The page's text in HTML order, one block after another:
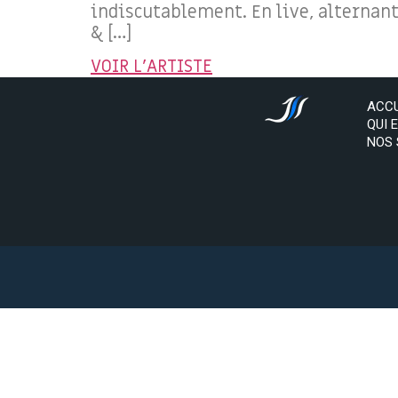
indiscutablement. En live, alternant
& […]
VOIR L'ARTISTE
QUI
NOS